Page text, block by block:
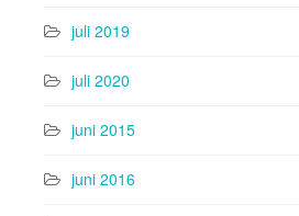
juli 2019
juli 2020
juni 2015
juni 2016